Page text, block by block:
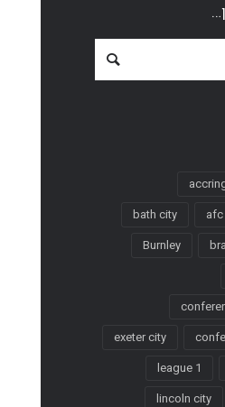
bath city
Burnley
exeter city
league 1
lincoln city